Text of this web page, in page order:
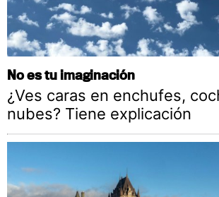
No es tu imaginación
¿Ves caras en enchufes,
nubes? Tiene explicación